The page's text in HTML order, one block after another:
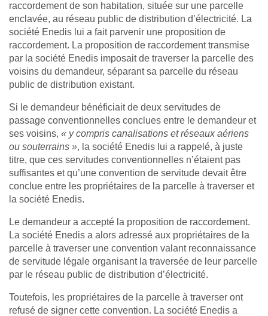
raccordement de son habitation, située sur une parcelle
enclavée, au réseau public de distribution d’électricité. La
société Enedis lui a fait parvenir une proposition de
raccordement. La proposition de raccordement transmise
par la société Enedis imposait de traverser la parcelle des
voisins du demandeur, séparant sa parcelle du réseau
public de distribution existant.
Si le demandeur bénéficiait de deux servitudes de
passage conventionnelles conclues entre le demandeur et
ses voisins, « y compris canalisations et réseaux aériens
ou souterrains », la société Enedis lui a rappelé, à juste
titre, que ces servitudes conventionnelles n’étaient pas
suffisantes et qu’une convention de servitude devait être
conclue entre les propriétaires de la parcelle à traverser et
la société Enedis.
Le demandeur a accepté la proposition de raccordement.
La société Enedis a alors adressé aux propriétaires de la
parcelle à traverser une convention valant reconnaissance
de servitude légale organisant la traversée de leur parcelle
par le réseau public de distribution d’électricité.
Toutefois, les propriétaires de la parcelle à traverser ont
refusé de signer cette convention. La société Enedis a